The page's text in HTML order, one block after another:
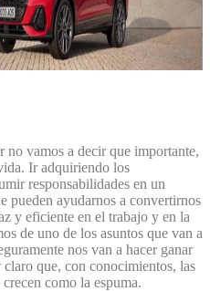
no vamos a decir que importante,
Ir adquiriendo los
responsabilidades en un
pueden ayudarnos a convertirnos
y eficiente en el trabajo y en la
de uno de los asuntos que van a
nos van a hacer ganar
que, con conocimientos, las
como la espuma.